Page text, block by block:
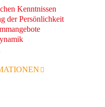
Kenntnissen
der Persönlichkeit